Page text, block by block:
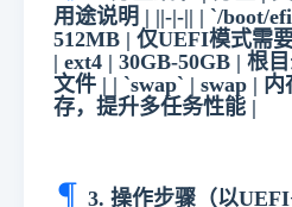
用途说明 | ||-|-|| | `/boot/
512MB | 仅UEFI模式需
| ext4 | 30GB-50GB | 根
文件 | | `swap` | swap |
存，提升多任务性能 |
3. 操作步骤（以